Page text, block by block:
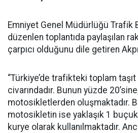
Emniyet Genel Müdürlüğü Trafik
düzenlen toplantıda paylaşılan
çarpıcı olduğunu dile getiren
“Türkiye’de trafikteki toplam taşıt
civarındadır. Bunun yüzde
motosikletlerden oluşmaktadır.
motosikletin ise yaklaşık 1
kurye olarak kullanılmaktadır.